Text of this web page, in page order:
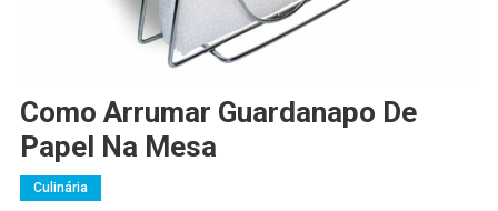
Como Arrumar Guardanapo De
Papel Na Mesa
Culinária